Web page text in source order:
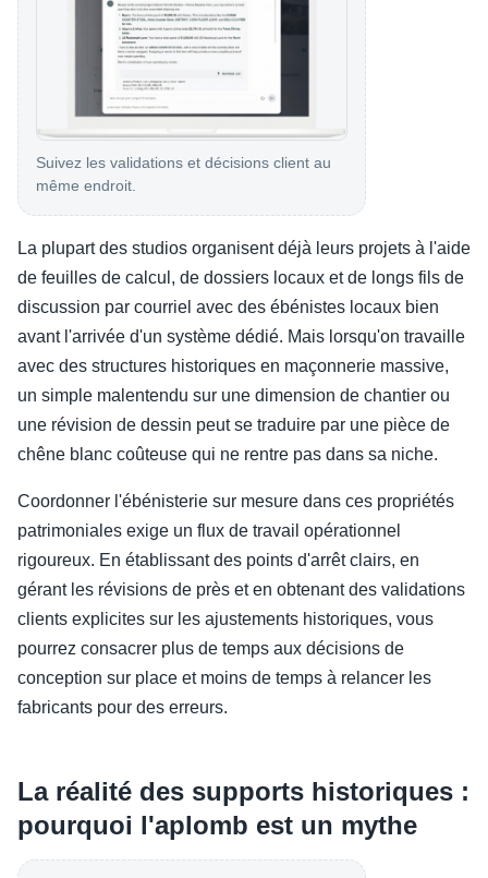
Suivez les validations et décisions client au
même endroit.
La plupart des studios organisent déjà leurs projets à l'aide
de feuilles de calcul, de dossiers locaux et de longs fils de
discussion par courriel avec des ébénistes locaux bien
avant l'arrivée d'un système dédié. Mais lorsqu'on travaille
avec des structures historiques en maçonnerie massive,
un simple malentendu sur une dimension de chantier ou
une révision de dessin peut se traduire par une pièce de
chêne blanc coûteuse qui ne rentre pas dans sa niche.
Coordonner l'ébénisterie sur mesure dans ces propriétés
patrimoniales exige un flux de travail opérationnel
rigoureux. En établissant des points d'arrêt clairs, en
gérant les révisions de près et en obtenant des validations
clients explicites sur les ajustements historiques, vous
pourrez consacrer plus de temps aux décisions de
conception sur place et moins de temps à relancer les
fabricants pour des erreurs.
La réalité des supports historiques :
pourquoi l'aplomb est un mythe